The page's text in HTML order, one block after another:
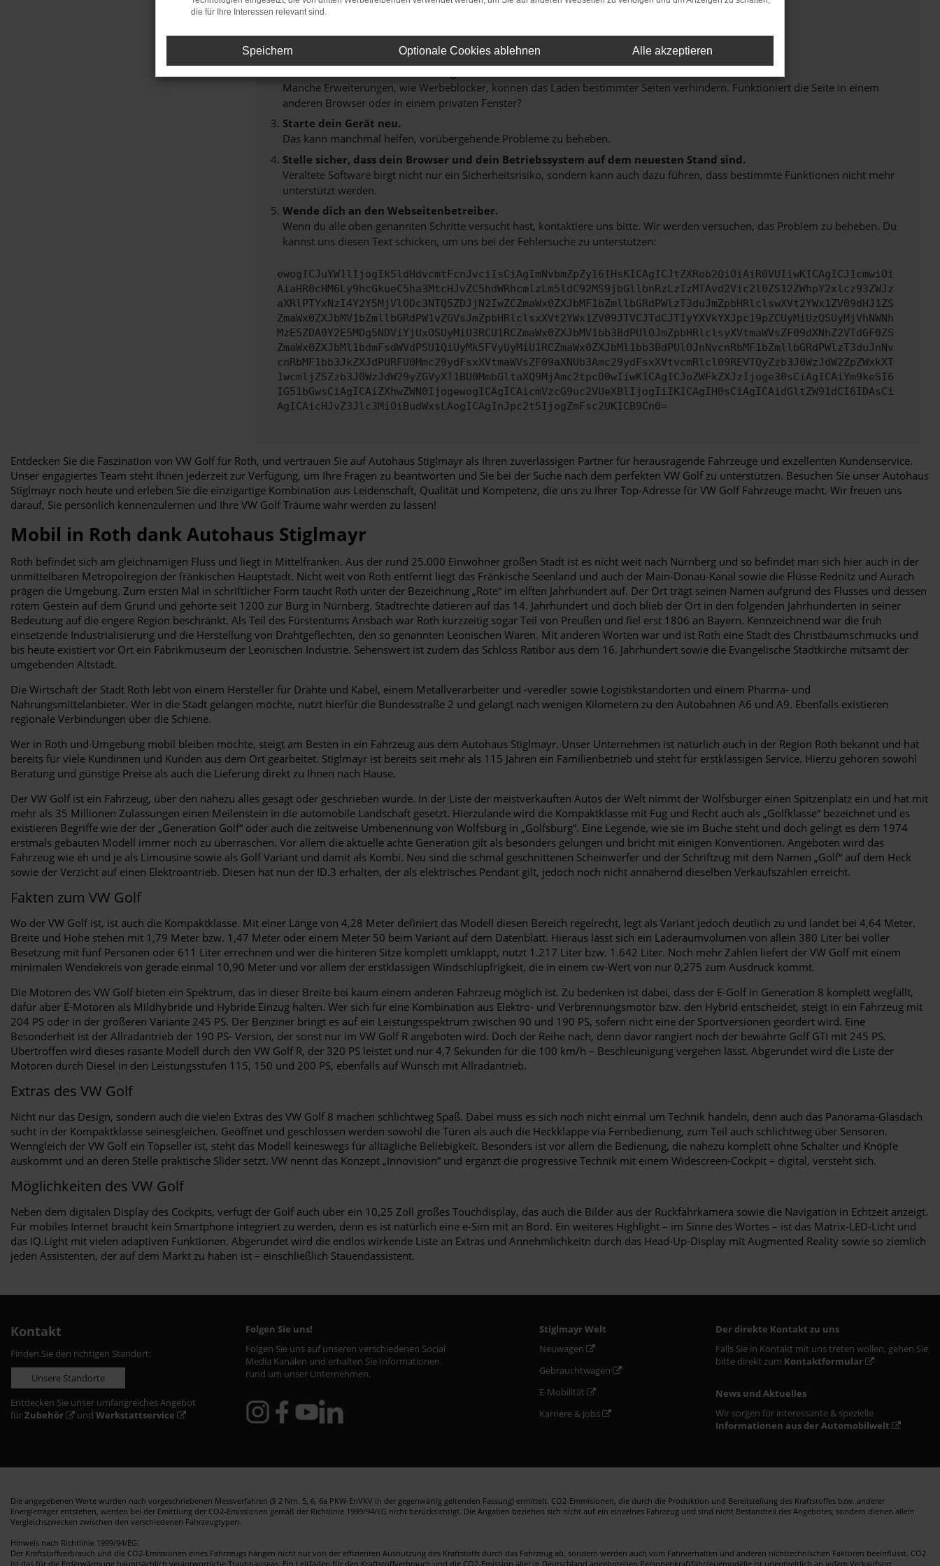
Hier sind ein paar Tipps, die dir helfen können:
Überprüfe deine Firewall und deine Internetverbindung.
Laden andere Webseiten, zum Beispiel deine Suchmaschine?
Manche Erweiterungen, wie Werbeblocker, können das Laden bestimmter Seiten verhindern. Funktioniert die Seite in einem
anderen Browser oder in einem privaten Fenster?
Starte dein Gerät neu.
Das kann manchmal helfen, vorübergehende Probleme zu beheben.
Stelle sicher, dass dein Browser und dein Betriebssystem auf dem neuesten Stand sind.
Veraltete Software birgt nicht nur ein Sicherheitsrisiko, sondern kann auch dazu führen, dass bestimmte Funktionen nicht mehr
unterstützt werden.
Wende dich an den Webseitenbetreiber.
Wenn du alle oben genannten Schritte versucht hast, kontaktiere uns bitte. Wir werden versuchen, das Problem zu beheben. Du
kannst uns diesen Text schicken, um uns bei der Fehlersuche zu unterstützen:
ewogICJuYW1lIjogIk5ldHdvcmtFcnJvciIsCiAgImNvbmZpZyI6IHsKICAgICJtZXRob2QiOiAiR0VUIiwKICAgICJ1cmwiOi
AiaHR0cHM6Ly9hcGkueC5ha3MtcHJvZC5hdWRhcmlzLm5ldC92MS9jbGllbnRzLzIzMTAvd2Vic2l0ZS12ZWhpY2xlcz93ZWJz
aXRlPTYxNzI4Y2Y5MjVlODc3NTQ5ZDJjN2IwZCZmaWx0ZXJbMF1bZmllbGRdPWlzT3duJmZpbHRlclswXVt2YWx1ZV09dHJ1ZS
ZmaWx0ZXJbMV1bZmllbGRdPW1vZGVsJmZpbHRlclsxXVt2YWx1ZV09JTVCJTdCJTIyYXVkYXJpc19pZCUyMiUzQSUyMjVhNWNh
MzE5ZDA0Y2E5MDg5NDViYjUxOSUyMiU3RCU1RCZmaWx0ZXJbMV1bb3BdPUlOJmZpbHRlclsyXVtmaWVsZF09dXNhZ2VTdGF0ZS
ZmaWx0ZXJbMl1bdmFsdWVdPSU1QiUyMk5FVyUyMiU1RCZmaWx0ZXJbMl1bb3BdPUlOJnNvcnRbMF1bZmllbGRdPWlzT3duJnNv
cnRbMF1bb3JkZXJdPURFU0Mmc29ydFsxXVtmaWVsZF09aXNUb3Amc29ydFsxXVtvcmRlcl09REVTQyZzb3J0WzJdW2ZpZWxkXT
1wcmljZSZzb3J0WzJdW29yZGVyXT1BU0MmbGltaXQ9MjAmc2tpcD0wIiwKICAgICJoZWFkZXJzIjoge30sCiAgICAiYm9keSI6
IG51bGwsCiAgICAiZXhwZWN0IjogewogICAgICAicmVzcG9uc2VUeXBlIjogIiIKICAgIH0sCiAgICAidGltZW91dCI6IDAsCi
AgICAicHJvZ3Jlc3MiOiBudWxsLAogICAgInJpc2t5IjogZmFsc2UKICB9Cn0=
Entdecken Sie die Faszination von VW Golf für Roth, und vertrauen Sie auf Autohaus Stiglmayr als Ihren zuverlässigen Partner für herausragende Fahrzeuge und exzellenten Kundenservice.
Unser engagiertes Team steht Ihnen jederzeit zur Verfügung, um Ihre Fragen zu beantworten und Sie bei der Suche nach dem perfekten VW Golf zu unterstützen. Besuchen Sie unser Autohaus
Stiglmayr noch heute und erleben Sie die einzigartige Kombination aus Leidenschaft, Qualität und Kompetenz, die uns zu Ihrer Top-Adresse für VW Golf Fahrzeuge macht. Wir freuen uns
darauf, Sie persönlich kennenzulernen und Ihre VW Golf Träume wahr werden zu lassen!
Mobil in Roth dank Autohaus Stiglmayr
Roth befindet sich am gleichnamigen Fluss und liegt in Mittelfranken. Aus der rund 25.000 Einwohner großen Stadt ist es nicht weit nach Nürnberg und so befindet man sich hier auch in der
unmittelbaren Metropolregion der fränkischen Hauptstadt. Nicht weit von Roth entfernt liegt das Fränkische Seenland und auch der Main-Donau-Kanal sowie die Flüsse Rednitz und Aurach
prägen die Umgebung. Zum ersten Mal in schriftlicher Form taucht Roth unter der Bezeichnung „Rote“ im elften Jahrhundert auf. Der Ort trägt seinen Namen aufgrund des Flusses und dessen
rotem Gestein auf dem Grund und gehörte seit 1200 zur Burg in Nürnberg. Stadtrechte datieren auf das 14. Jahrhundert und doch blieb der Ort in den folgenden Jahrhunderten in seiner
Bedeutung auf die engere Region beschränkt. Als Teil des Fürstentums Ansbach war Roth kurzzeitig sogar Teil von Preußen und fiel erst 1806 an Bayern. Kennzeichnend war die früh
einsetzende Industrialisierung und die Herstellung von Drahtgeflechten, den so genannten Leonischen Waren. Mit anderen Worten war und ist Roth eine Stadt des Christbaumschmucks und
bis heute existiert vor Ort ein Fabrikmuseum der Leonischen Industrie. Sehenswert ist zudem das Schloss Ratibor aus dem 16. Jahrhundert sowie die Evangelische Stadtkirche mitsamt der
umgebenden Altstadt.
Die Wirtschaft der Stadt Roth lebt von einem Hersteller für Drähte und Kabel, einem Metallverarbeiter und -veredler sowie Logistikstandorten und einem Pharma- und
Nahrungsmittelanbieter. Wer in die Stadt gelangen möchte, nutzt hierfür die Bundesstraße 2 und gelangt nach wenigen Kilometern zu den Autobahnen A6 und A9. Ebenfalls existieren
regionale Verbindungen über die Schiene.
Wer in Roth und Umgebung mobil bleiben möchte, steigt am Besten in ein Fahrzeug aus dem Autohaus Stiglmayr. Unser Unternehmen ist natürlich auch in der Region Roth bekannt und hat
bereits für viele Kundinnen und Kunden aus dem Ort gearbeitet. Stiglmayr ist bereits seit mehr als 115 Jahren ein Familienbetrieb und steht für erstklassigen Service. Hierzu gehören sowohl
Beratung und günstige Preise als auch die Lieferung direkt zu Ihnen nach Hause.
Der VW Golf ist ein Fahrzeug, über den nahezu alles gesagt oder geschrieben wurde. In der Liste der meistverkauften Autos der Welt nimmt der Wolfsburger einen Spitzenplatz ein und hat mit
mehr als 35 Millionen Zulassungen einen Meilenstein in die automobile Landschaft gesetzt. Hierzulande wird die Kompaktklasse mit Fug und Recht auch als „Golfklasse“ bezeichnet und es
existieren Begriffe wie der der „Generation Golf“ oder auch die zeitweise Umbenennung von Wolfsburg in „Golfsburg“. Eine Legende, wie sie im Buche steht und doch gelingt es dem 1974
erstmals gebauten Modell immer noch zu überraschen. Vor allem die aktuelle achte Generation gilt als besonders gelungen und bricht mit einigen Konventionen. Angeboten wird das
Fahrzeug wie eh und je als Limousine sowie als Golf Variant und damit als Kombi. Neu sind die schmal geschnittenen Scheinwerfer und der Schriftzug mit dem Namen „Golf“ auf dem Heck
sowie der Verzicht auf einen Elektroantrieb. Diesen hat nun der ID.3 erhalten, der als elektrisches Pendant gilt, jedoch noch nicht annähernd dieselben Verkaufszahlen erreicht.
Fakten zum VW Golf
Wo der VW Golf ist, ist auch die Kompaktklasse. Mit einer Länge von 4,28 Meter definiert das Modell diesen Bereich regelrecht, legt als Variant jedoch deutlich zu und landet bei 4,64 Meter.
Breite und Höhe stehen mit 1,79 Meter bzw. 1,47 Meter oder einem Meter 50 beim Variant auf dem Datenblatt. Hieraus lässt sich ein Laderaumvolumen von allein 380 Liter bei voller
Besetzung mit fünf Personen oder 611 Liter errechnen und wer die hinteren Sitze komplett umklappt, nutzt 1.217 Liter bzw. 1.642 Liter. Noch mehr Zahlen liefert der VW Golf mit einem
minimalen Wendekreis von gerade einmal 10,90 Meter und vor allem der erstklassigen Windschlüpfrigkeit, die in einem cw-Wert von nur 0,275 zum Ausdruck kommt.
Die Motoren des VW Golf bieten ein Spektrum, das in dieser Breite bei kaum einem anderen Fahrzeug möglich ist. Zu bedenken ist dabei, dass der E-Golf in Generation 8 komplett wegfällt,
dafür aber E-Motoren als Mildhybride und Hybride Einzug halten. Wer sich für eine Kombination aus Elektro- und Verbrennungsmotor bzw. den Hybrid entscheidet, steigt in ein Fahrzeug mit
204 PS oder in der größeren Variante 245 PS. Der Benziner bringt es auf ein Leistungsspektrum zwischen 90 und 190 PS, sofern nicht eine der Sportversionen geordert wird. Eine
Besonderheit ist der Allradantrieb der 190 PS- Version, der sonst nur im VW Golf R angeboten wird. Doch der Reihe nach, denn davor rangiert noch der bewährte Golf GTI mit 245 PS.
Übertroffen wird dieses rasante Modell durch den VW Golf R, der 320 PS leistet und nur 4,7 Sekunden für die 100 km/h – Beschleunigung vergehen lässt. Abgerundet wird die Liste der
Motoren durch Diesel in den Leistungsstufen 115, 150 und 200 PS, ebenfalls auf Wunsch mit Allradantrieb.
Extras des VW Golf
Nicht nur das Design, sondern auch die vielen Extras des VW Golf 8 machen schlichtweg Spaß. Dabei muss es sich noch nicht einmal um Technik handeln, denn auch das Panorama-Glasdach
sucht in der Kompaktklasse seinesgleichen. Geöffnet und geschlossen werden sowohl die Türen als auch die Heckklappe via Fernbedienung, zum Teil auch schlichtweg über Sensoren.
Wenngleich der VW Golf ein Topseller ist, steht das Modell keineswegs für alltägliche Beliebigkeit. Besonders ist vor allem die Bedienung, die nahezu komplett ohne Schalter und Knöpfe
auskommt und an deren Stelle praktische Slider setzt. VW nennt das Konzept „Innovision“ und ergänzt die progressive Technik mit einem Widescreen-Cockpit – digital, versteht sich.
Möglichkeiten des VW Golf
Neben dem digitalen Display des Cockpits, verfügt der Golf auch über ein 10,25 Zoll großes Touchdisplay, das auch die Bilder aus der Rückfahrkamera sowie die Navigation in Echtzeit anzeigt.
Für mobiles Internet braucht kein Smartphone integriert zu werden, denn es ist natürlich eine e-Sim mit an Bord. Ein weiteres Highlight – im Sinne des Wortes – ist das Matrix-LED-Licht und
das IQ.Light mit vielen adaptiven Funktionen. Abgerundet wird die endlos wirkende Liste an Extras und Annehmlichkeitn durch das Head-Up-Display mit Augmented Reality sowie so ziemlich
jeden Assistenten, der auf dem Markt zu haben ist – einschließlich Stauendassistent.
Kontakt
Finden Sie den richtigen Standort:
Unsere Standorte
Entdecken Sie unser umfangreiches Angebot
fürZubehör und Werkstattservice
Folgen Sie uns!
Folgen Sie uns auf unseren verschiedenen Social
Media Kanälen und erhalten Sie Informationen
rund um unser Unternehmen.
Stiglmayr Welt
Neuwagen
Gebrauchtwagen
E-Mobilität
Karriere & Jobs
Der direkte Kontakt zu uns
Falls Sie in Kontakt mit uns treten wollen, gehen Sie
bitte direkt zum Kontaktformular
News und Aktuelles
Wir sorgen für interessante & spezielle
Informationen aus der Automobilwelt
Die angegebenen Werte wurden nach vorgeschriebenen Messverfahren (§ 2 Nrn. 5, 6, 6a PKW-EnVKV in der gegenwärtig geltenden Fassung) ermittelt. CO2-Emmisionen, die durch die Produktion und Bereitstellung des Kraftstoffes bzw. anderer
Energieträger entstehen, werden bei der Emittlung der CO2-Emissionen gemäß der Richtlinie 1999/94/EG nicht berücksichtigt. Die Angaben beziehen sich nicht auf ein einzelnes Fahrzeug und sind nicht Bestandteil des Angebotes, sondern dienen allein
Vergleichszwecken zwischen den verschiedenen Fahrzeugtypen.
Hinweis nach Richtlinie 1999/94/EG:
Der Kraftstoffverbrauch und die CO2-Emissionen eines Fahrzeugs hängen nicht nur von der effizienten Ausnutzung des Kraftstoffs durch das Fahrzeug ab, sondern werden auch vom Fahrverhalten und anderen nichttechnischen Faktoren beeinflusst. CO2
ist das für die Erderwärmung hauptsächlich verantwortliche Traubhausgas. Ein Leitfaden für den Kraftstoffverbrauch und die CO2-Emission aller in Deutschland angebotenen Personenkraftfahrzeugmodelle ist unentgeltlich an jedem Verkaufsort
die für Ihre Interessen relevant sind.
Speichern Optionale Cookies ablehnen Alle akzeptieren